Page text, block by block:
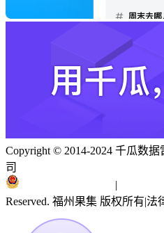
Copyright © 2014-2024 千瓜数据
司
|
Reserved. 福州果集 版权所有|法